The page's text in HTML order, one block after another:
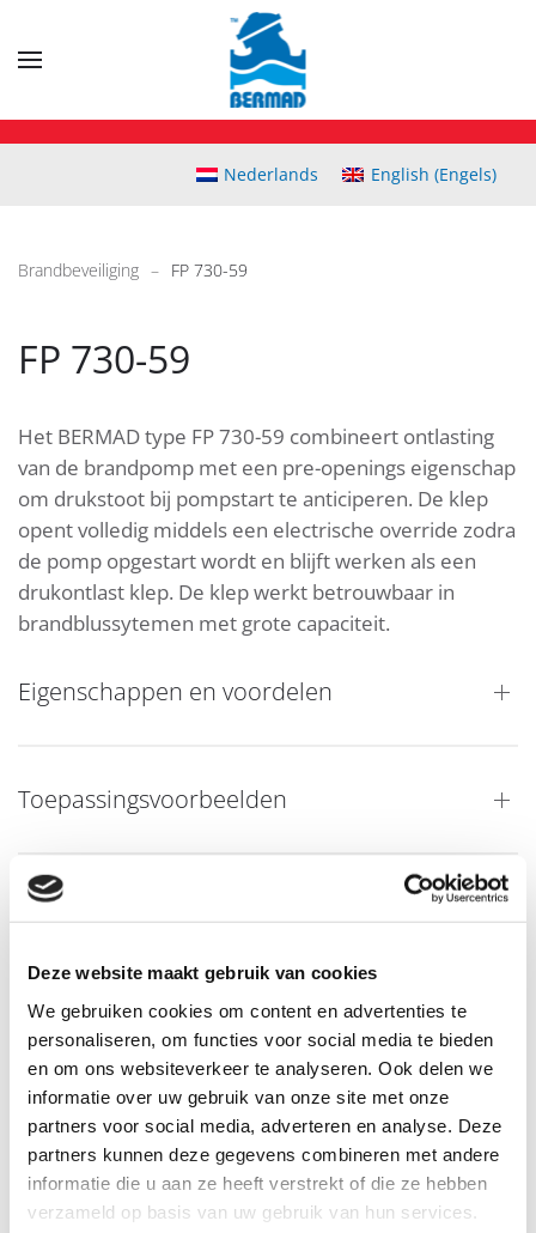
Deze website maakt gebruik van cookies
We gebruiken cookies om content en advertenties te
personaliseren, om functies voor social media te bieden
en om ons websiteverkeer te analyseren. Ook delen we
informatie over uw gebruik van onze site met onze
partners voor social media, adverteren en analyse. Deze
partners kunnen deze gegevens combineren met andere
informatie die u aan ze heeft verstrekt of die ze hebben
verzameld op basis van uw gebruik van hun services.
main
content
Nederlands English (Engels)
Brandbeveiliging FP 730-59
FP 730-59
Het BERMAD type FP 730-59 combineert ontlasting
van de brandpomp met een pre-openings eigenschap
om drukstoot bij pompstart te anticiperen. De klep
opent volledig middels een electrische override zodra
de pomp opgestart wordt en blijft werken als een
drukontlast klep. De klep werkt betrouwbaar in
brandblussytemen met grote capaciteit.
Eigenschappen en voordelen
Toepassingsvoorbeelden
Downloads